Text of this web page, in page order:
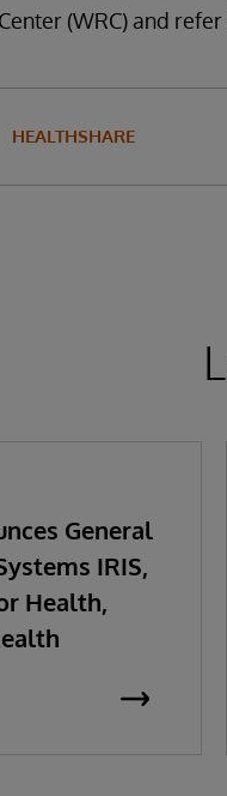
Center (WRC) and refer
HEALTHSHARE
General
IRIS,
Health,